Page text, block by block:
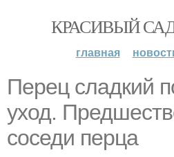
КРАСИВЫЙ
главная
Перец сладкий
уход.
соседи перца